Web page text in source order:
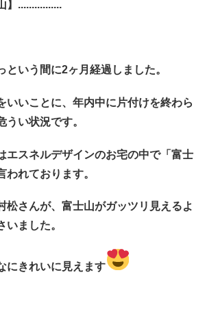
】................
という間に2ヶ月経過しました。
いいことに、年内中に片付けを終わら
うい状況です。
エスネルデザインのお宅の中で「富士
われております。
松さんが、富士山がガッツリ見えるよ
いました。
にきれいに見えます